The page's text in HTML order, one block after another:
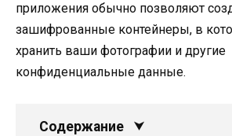
приложения обычно позволяют
зашифрованные контейнеры, в
хранить ваши фотографии и другие
конфиденциальные данные.
Содержание